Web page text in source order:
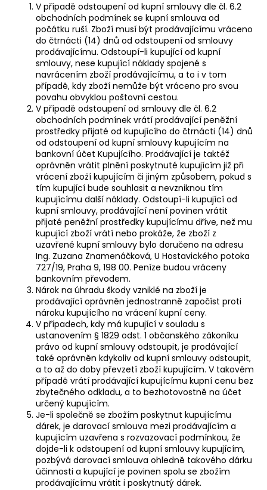
V případě odstoupení od kupní smlouvy dle čl. 6.2
obchodních podmínek se kupní smlouva od
počátku ruší. Zboží musí být prodávajícímu vráceno
do čtrnácti (14) dnů od odstoupení od smlouvy
prodávajícímu. Odstoupí-li kupující od kupní
smlouvy, nese kupující náklady spojené s
navrácením zboží prodávajícímu, a to i v tom
případě, kdy zboží nemůže být vráceno pro svou
povahu obvyklou poštovní cestou.
V případě odstoupení od smlouvy dle čl. 6.2
obchodních podmínek vrátí prodávající peněžní
prostředky přijaté od kupujícího do čtrnácti (14) dnů
od odstoupení od kupní smlouvy kupujícím na
bankovní účet Kupujícího. Prodávající je taktéž
oprávněn vrátit plnění poskytnuté kupujícím již při
vrácení zboží kupujícím či jiným způsobem, pokud s
tím kupující bude souhlasit a nevzniknou tím
kupujícímu další náklady. Odstoupí-li kupující od
kupní smlouvy, prodávající není povinen vrátit
přijaté peněžní prostředky kupujícímu dříve, než mu
kupující zboží vrátí nebo prokáže, že zboží z
uzavřené kupní smlouvy bylo doručeno na adresu
Ing. Zuzana Znamenáčková, U Hostavického potoka
727/19, Praha 9, 198 00. Peníze budou vráceny
bankovním převodem.
Nárok na úhradu škody vzniklé na zboží je
prodávající oprávněn jednostranně započíst proti
nároku kupujícího na vrácení kupní ceny.
V případech, kdy má kupující v souladu s
ustanovením § 1829 odst. 1 občanského zákoníku
právo od kupní smlouvy odstoupit, je prodávající
také oprávněn kdykoliv od kupní smlouvy odstoupit,
a to až do doby převzetí zboží kupujícím. V takovém
případě vrátí prodávající kupujícímu kupní cenu bez
zbytečného odkladu, a to bezhotovostně na účet
určený kupujícím.
Je-li společně se zbožím poskytnut kupujícímu
dárek, je darovací smlouva mezi prodávajícím a
kupujícím uzavřena s rozvazovací podmínkou, že
dojde-li k odstoupení od kupní smlouvy kupujícím,
pozbývá darovací smlouva ohledně takového dárku
účinnosti a kupující je povinen spolu se zbožím
prodávajícímu vrátit i poskytnutý dárek.